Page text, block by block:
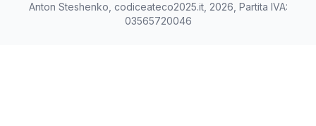
Anton Steshenko, codiceateco2025.it, 2026, Partita IVA:
03565720046